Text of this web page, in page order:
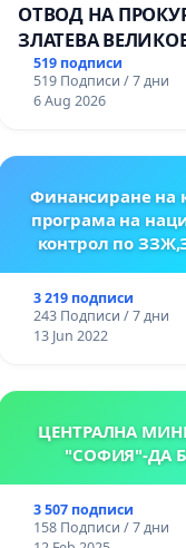
гр. Пазарджик
ОТВОД НА
ЗЛАТЕВА
ДОБРИЧ
519 подписи
519 Подписи / 7 дни
6 Aug 2026
Финансиране на
програма на
контрол по
3 219 подписи
243 Подписи / 7 дни
13 Jun 2022
ЦЕНТРАЛНА
"СОФИЯ"-ДА
3 507 подписи
158 Подписи / 7 дни